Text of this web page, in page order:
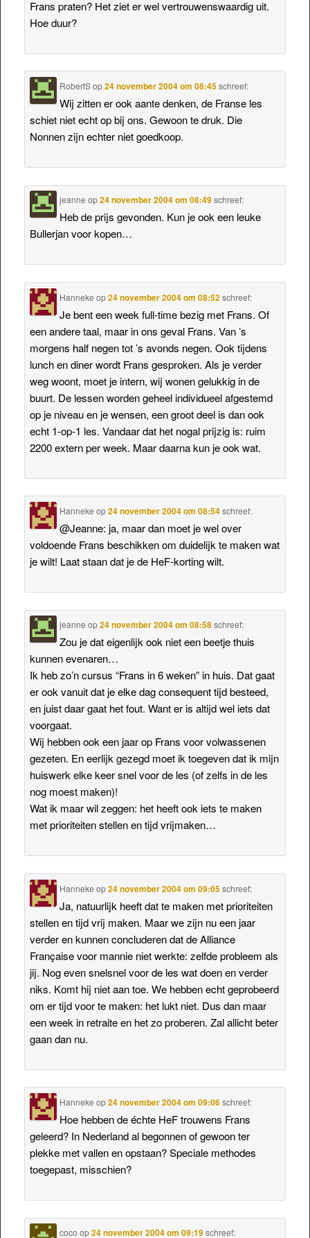
Frans praten? Het ziet er wel vertrouwenswaardig uit.
Hoe duur?
RobertSop24 november 2004 om 08:45 schreef:
Wij zitten er ook aante denken, de Franse les
schiet niet echt op bij ons. Gewoon te druk. Die
Nonnen zijn echter niet goedkoop.
jeanne op24 november 2004 om 08:49 schreef:
Heb de prijs gevonden. Kun je ook een leuke
Bullerjan voor kopen…
Hanneke op24 november 2004 om 08:52 schreef:
Je bent een week full-time bezig met Frans. Of
een andere taal, maar in ons geval Frans. Van ’s
morgens half negen tot ’s avonds negen. Ook tijdens
lunch en diner wordt Frans gesproken. Als je verder
weg woont, moet je intern, wij wonen gelukkig in de
buurt. De lessen worden geheel individueel afgestemd
op je niveau en je wensen, een groot deel is dan ook
echt 1-op-1 les. Vandaar dat het nogal prijzig is: ruim
2200 extern per week. Maar daarna kun je ook wat.
Hanneke op24 november 2004 om 08:54 schreef:
@Jeanne: ja, maar dan moet je wel over
voldoende Frans beschikken om duidelijk te maken wat
je wilt! Laat staan dat je de HeF-korting wilt.
jeanne op24 november 2004 om 08:58 schreef:
Zou je dat eigenlijk ook niet een beetje thuis
kunnen evenaren…
Ik heb zo’n cursus “Frans in 6 weken” in huis. Dat gaat
er ook vanuit dat je elke dag consequent tijd besteed,
en juist daar gaat het fout. Want er is altijd wel iets dat
voorgaat.
Wij hebben ook een jaar op Frans voor volwassenen
gezeten. En eerlijk gezegd moet ik toegeven dat ik mijn
huiswerk elke keer snel voor de les (of zelfs in de les
nog moest maken)!
Wat ik maar wil zeggen: het heeft ook iets te maken
met prioriteiten stellen en tijd vrijmaken…
Hanneke op24 november 2004 om 09:05 schreef:
Ja, natuurlijk heeft dat te maken met prioriteiten
stellen en tijd vrij maken. Maar we zijn nu een jaar
verder en kunnen concluderen dat de Alliance
Française voor mannie niet werkte: zelfde probleem als
jij. Nog even snelsnel voor de les wat doen en verder
niks. Komt hij niet aan toe. We hebben echt geprobeerd
om er tijd voor te maken: het lukt niet. Dus dan maar
een week in retraite en het zo proberen. Zal allicht beter
gaan dan nu.
Hanneke op24 november 2004 om 09:06 schreef:
Hoe hebben de échte HeF trouwens Frans
geleerd? In Nederland al begonnen of gewoon ter
plekke met vallen en opstaan? Speciale methodes
toegepast, misschien?
coco op24 november 2004 om 09:19 schreef: